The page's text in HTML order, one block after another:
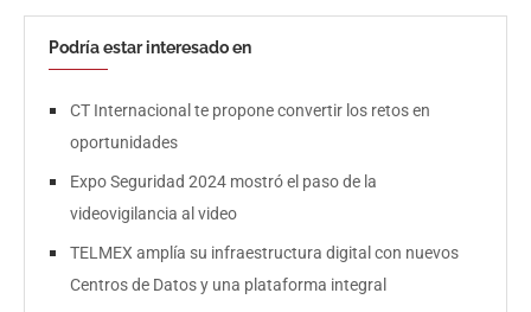
Podría estar interesado en
CT Internacional te propone convertir los retos en
oportunidades
Expo Seguridad 2024 mostró el paso de la
videovigilancia al video
TELMEX amplía su infraestructura digital con nuevos
Centros de Datos y una plataforma integral